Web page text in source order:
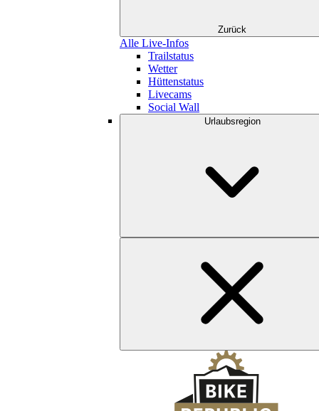
Zurück
Alle Live-Infos
Trailstatus
Wetter
Hüttenstatus
Livecams
Social Wall
Urlaubsregion